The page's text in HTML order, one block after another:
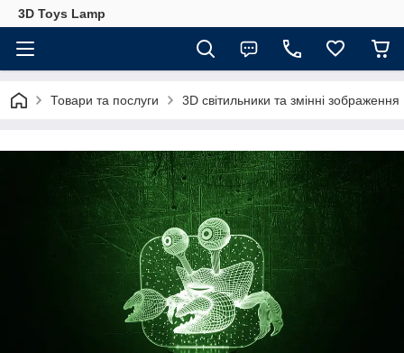
3D Toys Lamp
Товари та послуги 3D світильники та змінні зображення